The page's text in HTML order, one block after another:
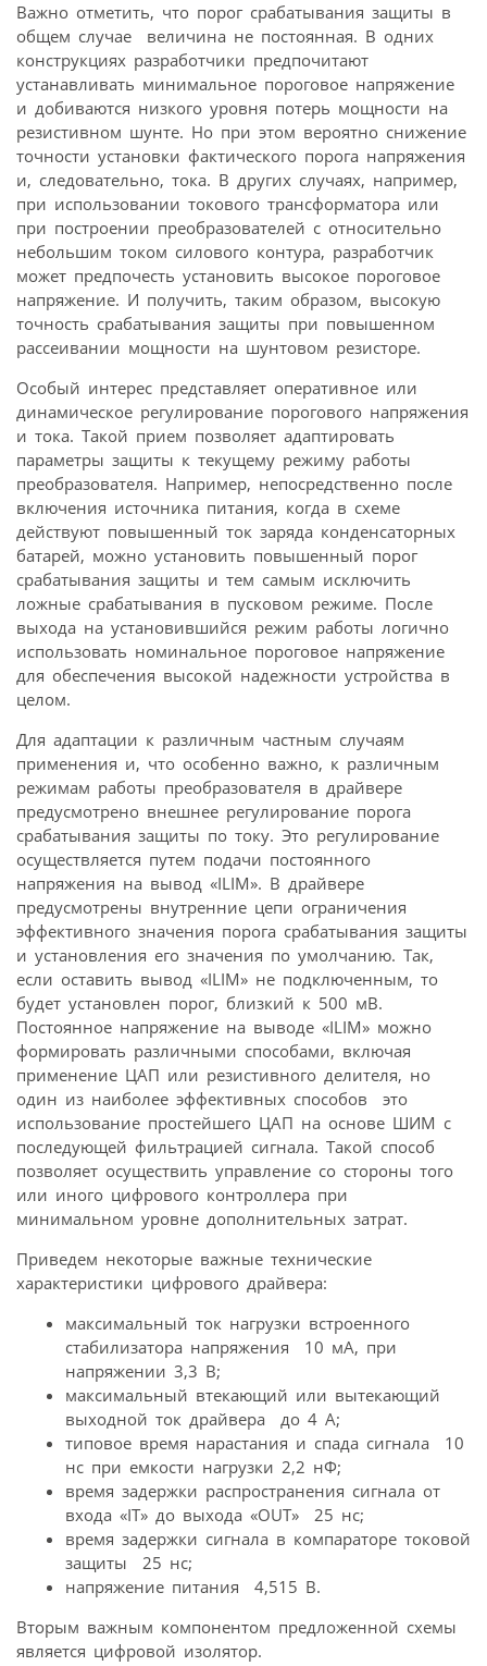
Важно отметить, что порог срабатывания защиты в
общем случае  величина не постоянная. В одних
конструкциях разработчики предпочитают
устанавливать минимальное пороговое напряжение
и добиваются низкого уровня потерь мощности на
резистивном шунте. Но при этом вероятно снижение
точности установки фактического порога напряжения
и, следовательно, тока. В других случаях, например,
при использовании токового трансформатора или
при построении преобразователей с относительно
небольшим током силового контура, разработчик
может предпочесть установить высокое пороговое
напряжение. И получить, таким образом, высокую
точность срабатывания защиты при повышенном
рассеивании мощности на шунтовом резисторе.
Особый интерес представляет оперативное или
динамическое регулирование порогового напряжения
и тока. Такой прием позволяет адаптировать
параметры защиты к текущему режиму работы
преобразователя. Например, непосредственно после
включения источника питания, когда в схеме
действуют повышенный ток заряда конденсаторных
батарей, можно установить повышенный порог
срабатывания защиты и тем самым исключить
ложные срабатывания в пусковом режиме. После
выхода на установившийся режим работы логично
использовать номинальное пороговое напряжение 
для обеспечения высокой надежности устройства в
целом.
Для адаптации к различным частным случаям
применения и, что особенно важно, к различным
режимам работы преобразователя в драйвере
предусмотрено внешнее регулирование порога
срабатывания защиты по току. Это регулирование
осуществляется путем подачи постоянного
напряжения на вывод «ILIM». В драйвере
предусмотрены внутренние цепи ограничения
эффективного значения порога срабатывания защиты
и установления его значения по умолчанию. Так,
если оставить вывод «ILIM» не подключенным, то
будет установлен порог, близкий к 500 мВ.
Постоянное напряжение на выводе «ILIM» можно
формировать различными способами, включая
применение ЦАП или резистивного делителя, но
один из наиболее эффективных способов  это
использование простейшего ЦАП на основе ШИМ с
последующей фильтрацией сигнала. Такой способ
позволяет осуществить управление со стороны того
или иного цифрового контроллера при
минимальном уровне дополнительных затрат.
Приведем некоторые важные технические
характеристики цифрового драйвера:
максимальный ток нагрузки встроенного
стабилизатора напряжения  10 мА, при
напряжении 3,3 В;
максимальный втекающий или вытекающий
выходной ток драйвера  до 4 А;
типовое время нарастания и спада сигнала  10
нс при емкости нагрузки 2,2 нФ;
время задержки распространения сигнала от
входа «IТ» до выхода «OUT»  25 нс;
время задержки сигнала в компараторе токовой
защиты  25 нс;
напряжение питания  4,515 В.
Вторым важным компонентом предложенной схемы
является цифровой изолятор.